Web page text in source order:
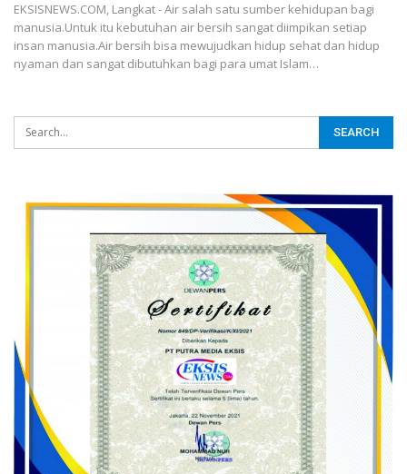
EKSISNEWS.COM, Langkat - Air salah satu sumber kehidupan bagi
manusia.Untuk itu kebutuhan air bersih sangat diimpikan setiap
insan manusia.Air bersih bisa mewujudkan hidup sehat dan hidup
nyaman dan sangat dibutuhkan bagi para umat Islam…